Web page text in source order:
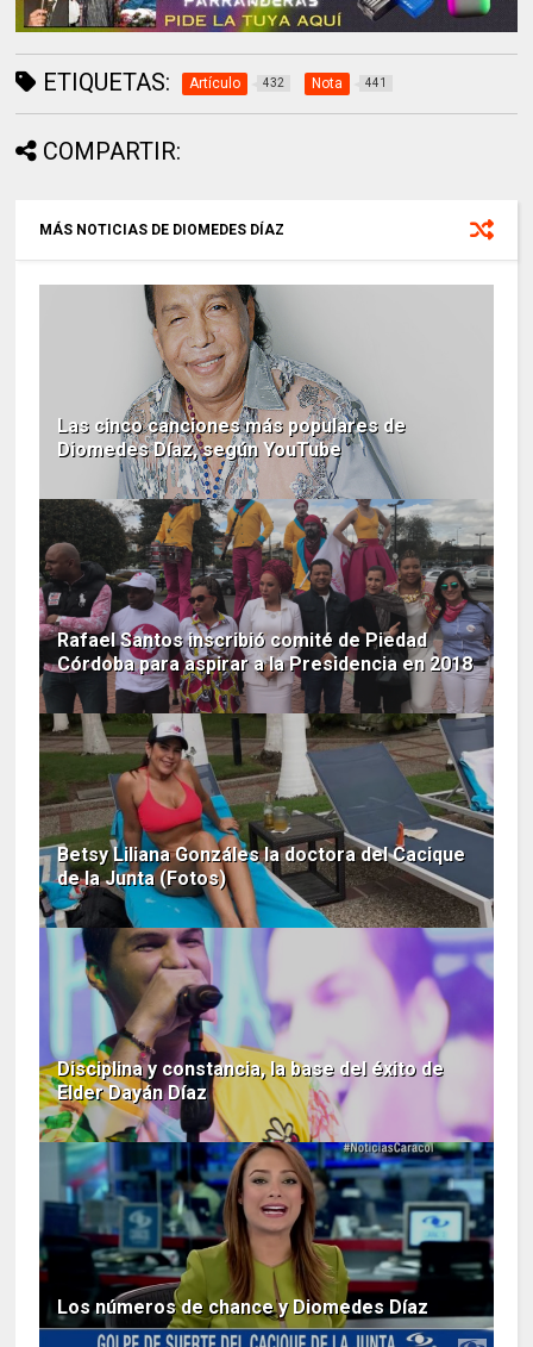
ETIQUETAS: Artículo 432 Nota 441
COMPARTIR:
MÁS NOTICIAS DE DIOMEDES DÍAZ
Las cinco canciones más populares de
Diomedes Díaz, según YouTube
Rafael Santos inscribió comité de Piedad
Córdoba para aspirar a la Presidencia en 2018
Betsy Liliana Gonzáles la doctora del Cacique
de la Junta (Fotos)
Disciplina y constancia, la base del éxito de
Elder Dayán Díaz
Los números de chance y Diomedes Díaz